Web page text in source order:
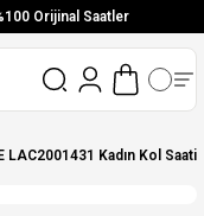
Orijinal Saatler
LAC2001431 Kadın Kol Saati